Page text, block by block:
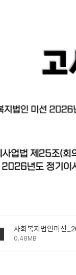
0.48MB